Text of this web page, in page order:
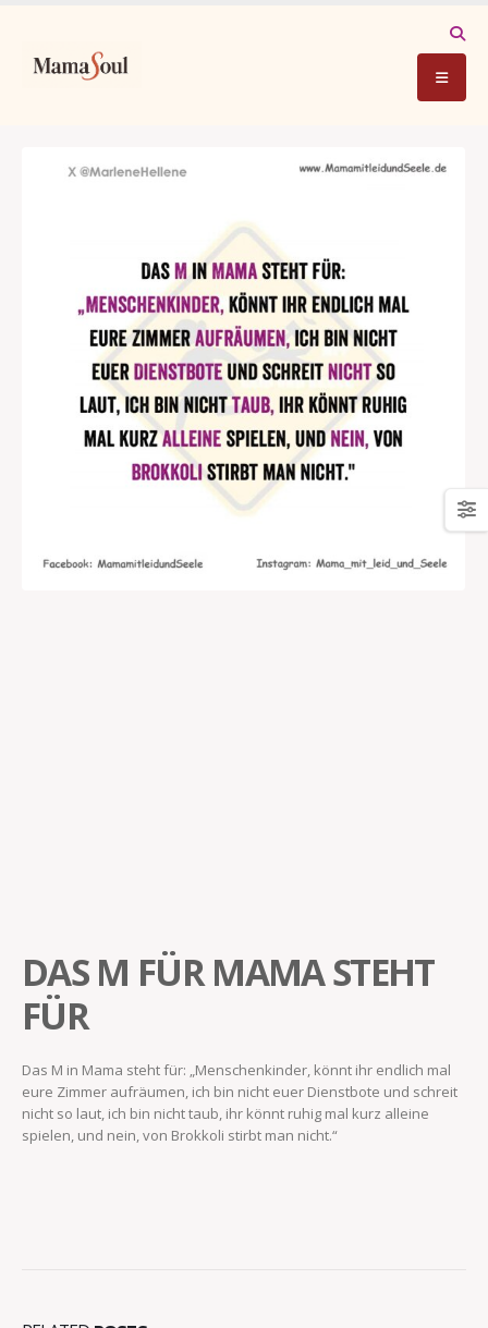
DAS M FÜR MAMA STEHT
FÜR
Das M in Mama steht für: „Menschenkinder, könnt ihr endlich mal
eure Zimmer aufräumen, ich bin nicht euer Dienstbote und schreit
nicht so laut, ich bin nicht taub, ihr könnt ruhig mal kurz alleine
spielen, und nein, von Brokkoli stirbt man nicht.“